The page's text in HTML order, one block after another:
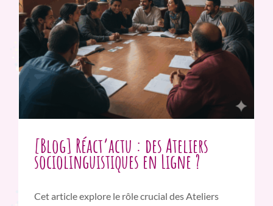
[Blog] Réact’actu : des Ateliers
sociolinguistiques en Ligne ?
Cet article explore le rôle crucial des Ateliers